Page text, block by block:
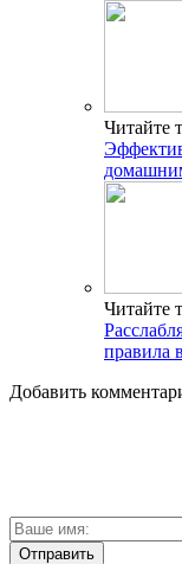
Читайте
Читайте
правила
Добавить